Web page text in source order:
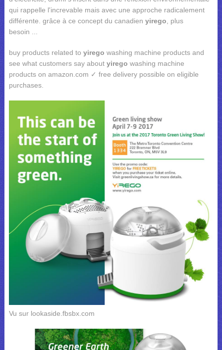
qui rappelle l'increvable mais avec une approche radicalement
différente. grâce à ce concept du canadien yirego , plus
besoin ...
buy products related to yirego washing machine products and
see what customers say about yirego washing machine
products on amazon.com ✓ free delivery possible on eligible
purchases.
Vu sur lookaside.fbsbx.com